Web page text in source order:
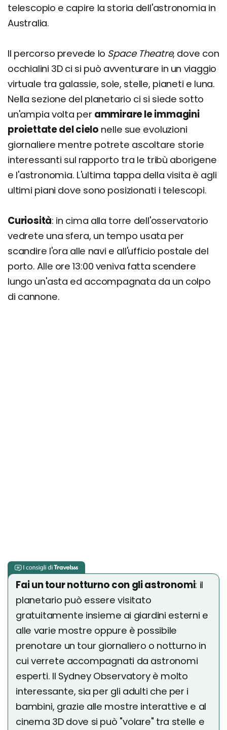
telescopio e capire la storia dell'astronomia in
Australia.
Il percorso prevede lo Space Theatre, dove con
occhialini 3D ci si può avventurare in un viaggio
virtuale tra galassie, sole, stelle, pianeti e luna.
Nella sezione del planetario ci si siede sotto
un'ampia volta per ammirare le immagini
proiettate del cielo nelle sue evoluzioni
giornaliere mentre potrete ascoltare storie
interessanti sul rapporto tra le tribù aborigene
e l'astronomia. L'ultima tappa della visita è agli
ultimi piani dove sono posizionati i telescopi.
Curiosità: in cima alla torre dell'osservatorio
vedrete una sfera, un tempo usata per
scandire l'ora alle navi e all'ufficio postale del
porto. Alle ore 13:00 veniva fatta scendere
lungo un'asta ed accompagnata da un colpo
di cannone.
Fai un tour notturno con gli astronomi: il
planetario può essere visitato
gratuitamente insieme ai giardini esterni e
alle varie mostre oppure è possibile
prenotare un tour giornaliero o notturno in
cui verrete accompagnati da astronomi
esperti. Il Sydney Observatory è molto
interessante, sia per gli adulti che per i
bambini, grazie alle mostre interattive e al
cinema 3D dove si può "volare" tra stelle e